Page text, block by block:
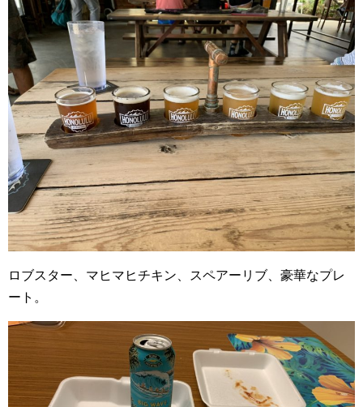
ロブスター、マヒマヒチキン、スペアーリブ、豪華なプレ
ート。